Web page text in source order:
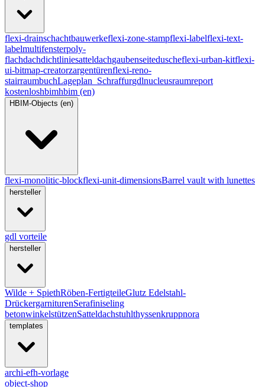
flexi-drainschachtbauwerkeflexi-zone-stampflexi-labelflexi-text-
labelmultifensterpoly-
flachdachdichtliniesatteldachgaubenseiteduscheflexi-urban-kitflexi-
ui-bitmap-creatorzargentürenflexi-reno-
stairraumbuchLageplan_Schraffurgdlnucleusraumreport
kostenloshbimhbim (en)
HBIM-Objects (en)
flexi-monolitic-blockflexi-unit-dimensionsBarrel vault with lunettes
hersteller
gdl vorteile
hersteller
Wilde + SpiethRöben-FertigteileGlutz Edelstahl-
DrückergarniturenSerafiniseling
betonwinkelstützenSatteldachstuhlthyssenkruppnora
templates
archi-efh-vorlage
object-shop